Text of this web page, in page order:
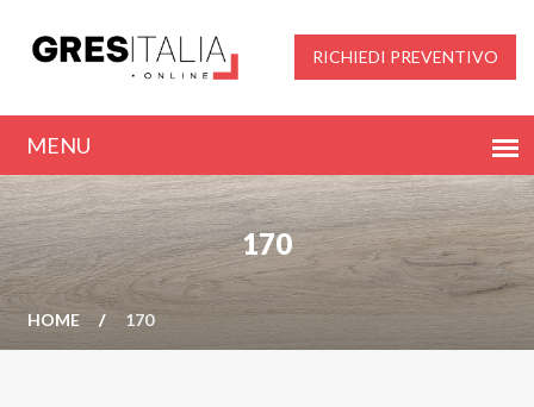
RICHIEDI PREVENTIVO
170
HOME 170